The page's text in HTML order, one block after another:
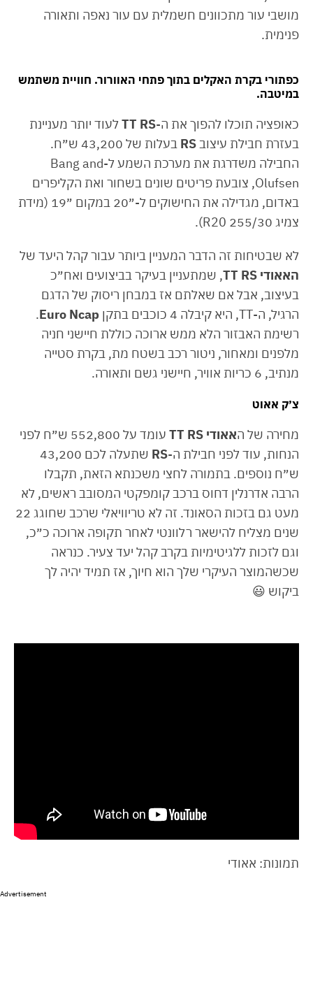
מושבי עור מתכוונים חשמלית עם עור נאפה ותאורה
פנימית.
כפתורי בקרת האקלים בתוך פתחי האוורור. חוויית משתמש
במיטבה.
כאופציה תוכלו להפוך את ה-TT RSלעוד יותר מעניינת
בעזרת חבילת עיצובRS
בעלות של 43,200 ש״ח.
החבילה משדרגת את מערכת השמע ל-Bang and
Olufsen, צובעת פריטים שונים בשחור ואת הקליפרים
באדום, מגדילה את החישוקים ל-״20 במקום ״19 (מידת
צמיג 255/30 R20).
לא שבטיחות זה הדבר המעניין ביותר עבור קהל היעד של
האאודי TT RS, שמתעניין בעיקר בביצועים ואח״כ
בעיצוב, אבל אם שאלתם אז במבחן ריסוק של הדגם
הרגיל, ה-TT, היא קיבלה 4 כוכבים בתקן
Euro Ncap
.
רשימת האבזור הלא ממש ארוכה כוללת חיישני חניה
מלפנים ומאחור, ניטור רכב בשטח מת, בקרת סטייה
מנתיב, 6 כריות אוויר, חיישני גשם ותאורה.
צ׳ק אאוט
מחירה של האאודי TT RS
עומד על 552,800 ש״ח לפני
הנחות, עוד לפני חבילת ה-RS
שתעלה לכם 43,200
ש״ח נוספים. בתמורה לחצי משכנתא הזאת, תקבלו
הרבה אדרנלין דחוס ברכב קומפקטי המסובב ראשים, לא
מעט גם בזכות הסאונד. זה לא טריוויאלי שרכב שחוגג 22
שנים מצליח להישאר רלוונטי לאחר תקופה ארוכה כ״כ,
וגם לזכות ללגיטימיות בקרב קהל יעד צעיר. כנראה
שכשהמוצר העיקרי שלך הוא חיוך, אז תמיד יהיה לך
ביקוש 😃
תמונות: אאודי
Advertisement